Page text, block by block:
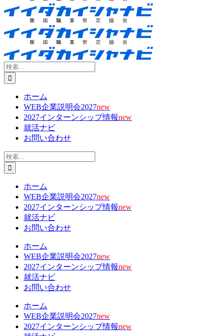
検
索
…
ホーム
WEB企業説明会2027new
2027インターンシップ情報new
就活ナビ
お問い合わせ
検
索
…
ホーム
WEB企業説明会2027new
2027インターンシップ情報new
就活ナビ
お問い合わせ
ホーム
WEB企業説明会2027new
2027インターンシップ情報new
就活ナビ
お問い合わせ
ホーム
WEB企業説明会2027new
2027インターンシップ情報new